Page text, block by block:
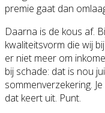
premie gaat dan
Daarna is de kous af.
kwaliteitsvorm die wij
er niet meer om
bij schade: dat is nou
sommenverzekering.
dat keert uit. Punt.